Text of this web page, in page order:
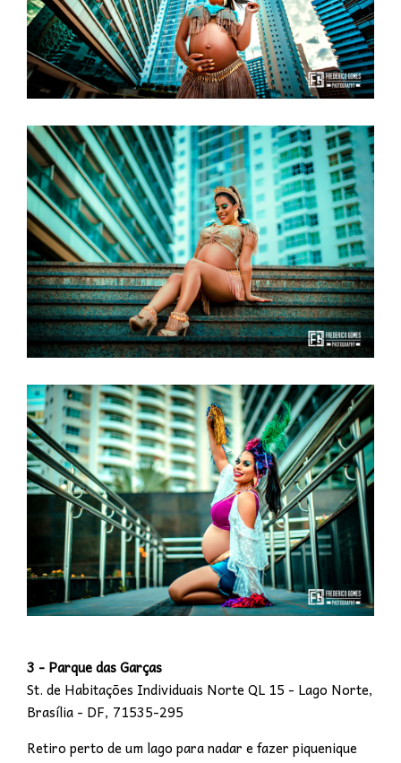
3 - Parque das Garças
St. de Habitações Individuais Norte QL 15 - Lago Norte,
Brasília - DF, 71535-295
Retiro perto de um lago para nadar e fazer piquenique